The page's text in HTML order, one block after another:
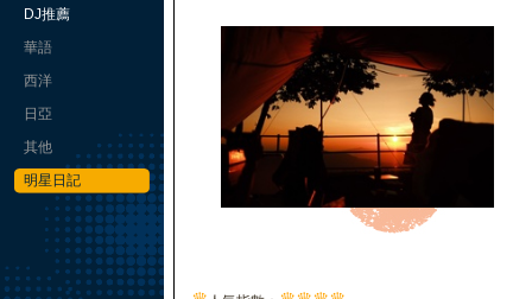
DJ推薦
華語
西洋
日亞
其他
明星日記